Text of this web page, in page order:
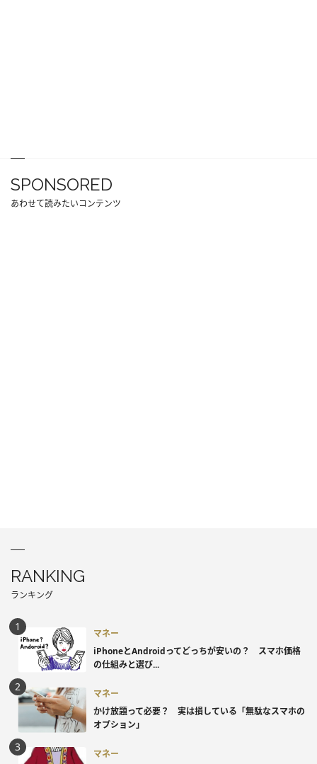
SPONSORED
あわせて読みたいコンテンツ
RANKING
ランキング
マネー
iPhoneとAndroidってどっちが安いの？ スマホ価格
の仕組みと選び...
マネー
かけ放題って必要？ 実は損している「無駄なスマホの
オプション」
マネー